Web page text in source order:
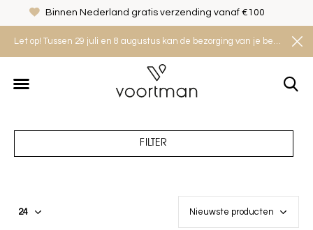
Let op! Tussen 29 juli en 8 augustus kan de bezorging van je bestelling iets langer duren. Houd rekening met een levertijd van 2 tot 4 werkdagen.
Binnen Nederland gratis verzending vanaf €100
FILTER